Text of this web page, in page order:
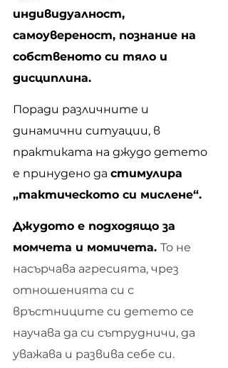
индивидуалност,
самоувереност, познание на
собственото си тяло и
дисциплина.
Поради различните и
динамични ситуации, в
практиката на джудо детето
е принудено да стимулира
„тактическото си мислене“.
Джудото е подходящо за
момчета и момичета. То не
насърчава агресията, чрез
отношенията си с
връстниците си детето се
научава да си сътрудничи, да
уважава и развива себе си.